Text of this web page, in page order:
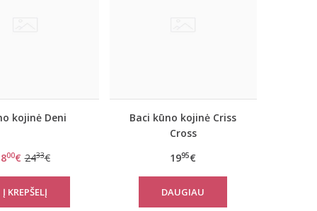
kojinė Deni
800€ 2433€
Baci kūno kojinė Criss
Cross
1995€
DAUGIAU